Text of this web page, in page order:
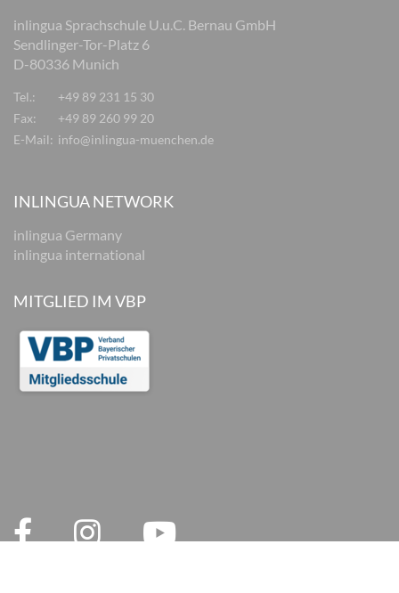
inlingua Sprachschule U.u.C. Bernau GmbH
Sendlinger-Tor-Platz 6
D-80336 Munich
Tel.:
+49 89 231 15 30
Fax:
+49 89 260 99 20
E-Mail: info@inlingua-muenchen.de
INLINGUA NETWORK
inlingua Germany
inlingua international
MITGLIED IM VBP